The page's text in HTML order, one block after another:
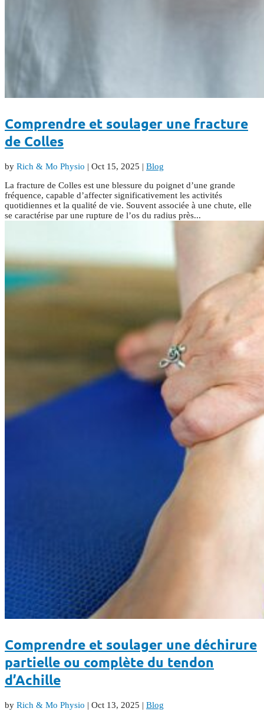
Comprendre et soulager une fracture
de Colles
by Rich & Mo Physio | Oct 15, 2025 | Blog
La fracture de Colles est une blessure du poignet d’une grande
fréquence, capable d’affecter significativement les activités
quotidiennes et la qualité de vie. Souvent associée à une chute, elle
se caractérise par une rupture de l’os du radius près...
Comprendre et soulager une déchirure
partielle ou complète du tendon
d’Achille
by Rich & Mo Physio | Oct 13, 2025 | Blog